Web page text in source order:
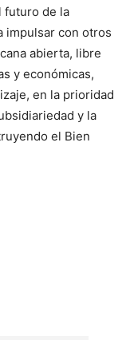
futuro de la
impulsar con otros
abierta, libre
y económicas,
en la prioridad
y la
el Bien